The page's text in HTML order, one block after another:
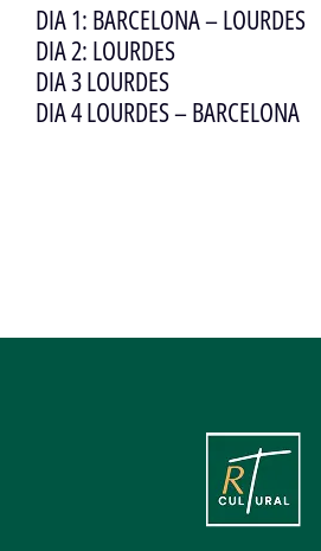
DIA 1: BARCELONA – LOURDES
DIA 2: LOURDES
DIA 3 LOURDES
DIA 4 LOURDES – BARCELONA